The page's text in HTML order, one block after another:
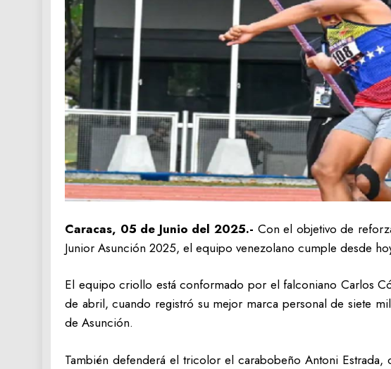
Caracas, 05 de Junio del 2025.- Con el objetivo de
Junior Asunción 2025, el equipo venezolano cumple desde
El equipo criollo está conformado por el falconiano Carlos
de abril, cuando registró su mejor marca personal de siete
de Asunción.
También defenderá el tricolor el carabobeño Antoni